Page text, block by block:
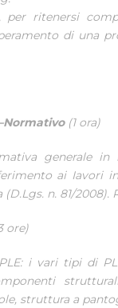
per ritenersi
di una
(1 ora)
generale
ai Iavori
n. 81/2008).
ore)
i vari tipi di
struttura a